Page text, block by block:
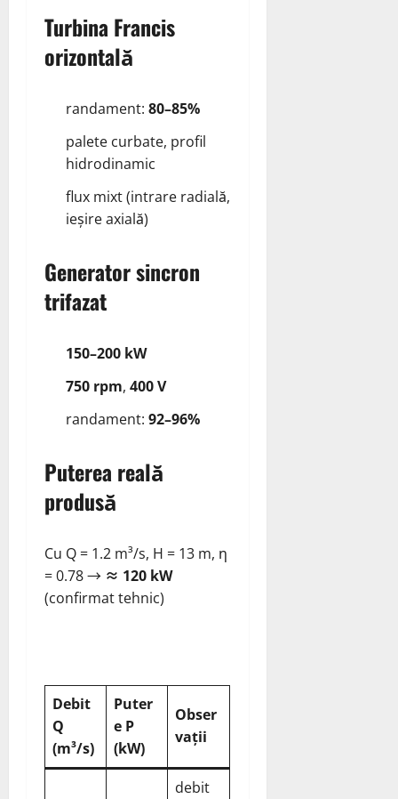
Turbina Francis
orizontală
randament: 80–85%
palete curbate, profil
hidrodinamic
flux mixt (intrare radială,
ieșire axială)
Generator sincron
trifazat
150–200 kW
750 rpm, 400 V
randament: 92–96%
Puterea reală
produsă
Cu Q = 1.2 m³/s, H = 13 m, η
= 0.78 → ≈ 120 kW
(confirmat tehnic)
Debit
Q
(m³/s)
Puter
e P
(kW)
Obser
vații
debit